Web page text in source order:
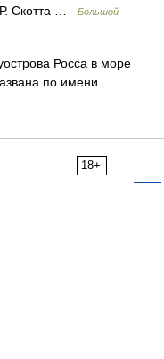
Скотта …
Большой
Росса в море
по имени
18+